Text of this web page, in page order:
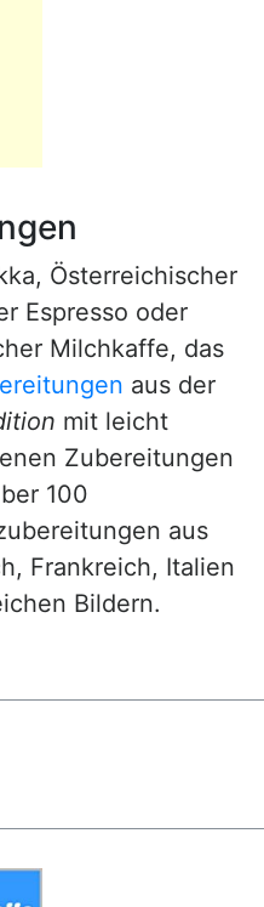
Österreichischer
Espresso oder
Milchkaffe, das
aus der
mit leicht
Zubereitungen
100
aus
Frankreich, Italien
Bildern.